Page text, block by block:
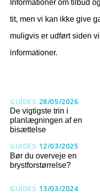
Informationer om tilbud
tit, men vi kan ikke give
muligvis er udført siden
informationer.
GUIDES 28/05/2026
De vigtigste trin i
planlægningen af en
bisættelse
GUIDES 12/03/2025
Bør du overveje en
brystforstørrelse?
GUIDES 13/03/2024